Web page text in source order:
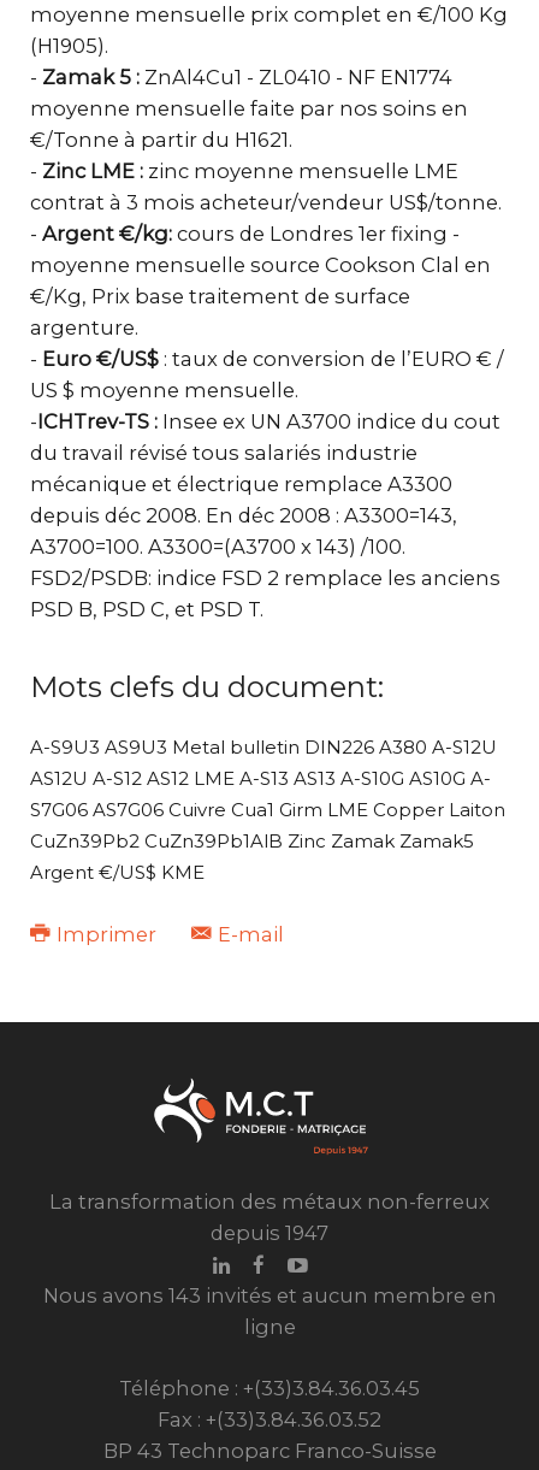
moyenne mensuelle prix complet en €/100 Kg
(H1905).
- Zamak 5 : ZnAl4Cu1 - ZL0410 - NF EN1774
moyenne mensuelle faite par nos soins en
€/Tonne à partir du H1621.
- Zinc LME : zinc moyenne mensuelle LME
contrat à 3 mois acheteur/vendeur US$/tonne.
- Argent €/kg: cours de Londres 1er fixing -
moyenne mensuelle source Cookson Clal en
€/Kg, Prix base traitement de surface
argenture.
- Euro €/US$ : taux de conversion de l’EURO € /
US $ moyenne mensuelle.
-ICHTrev-TS : Insee ex UN A3700 indice du cout
du travail révisé tous salariés industrie
mécanique et électrique remplace A3300
depuis déc 2008. En déc 2008 : A3300=143,
A3700=100. A3300=(A3700 x 143) /100.
FSD2/PSDB: indice FSD 2 remplace les anciens
PSD B, PSD C, et PSD T.
Mots clefs du document:
A-S9U3 AS9U3 Metal bulletin DIN226 A380 A-S12U
AS12U A-S12 AS12 LME A-S13 AS13 A-S10G AS10G A-
S7G06 AS7G06 Cuivre Cua1 Girm LME Copper Laiton
CuZn39Pb2 CuZn39Pb1AlB Zinc Zamak Zamak5
Argent €/US$ KME
Imprimer E-mail
La transformation des métaux non-ferreux
depuis 1947
Nous avons 143 invités et aucun membre en
ligne
Téléphone : +(33)3.84.36.03.45
Fax : +(33)3.84.36.03.52
BP 43 Technoparc Franco-Suisse